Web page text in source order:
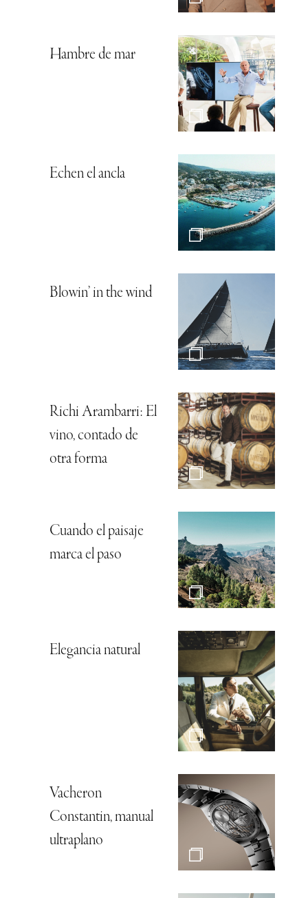
Hambre de mar
Echen el ancla
Blowin’ in the wind
Richi Arambarri: El
vino, contado de
otra forma
Cuando el paisaje
marca el paso
Elegancia natural
Vacheron
Constantin, manual
ultraplano